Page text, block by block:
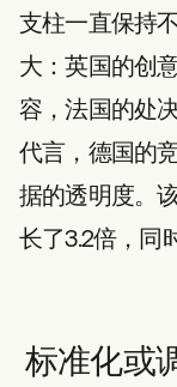
支柱一直保持
大：英国的创
容，法国的处
代言，德国的
据的透明度。
长了3.2倍，同
标准化或